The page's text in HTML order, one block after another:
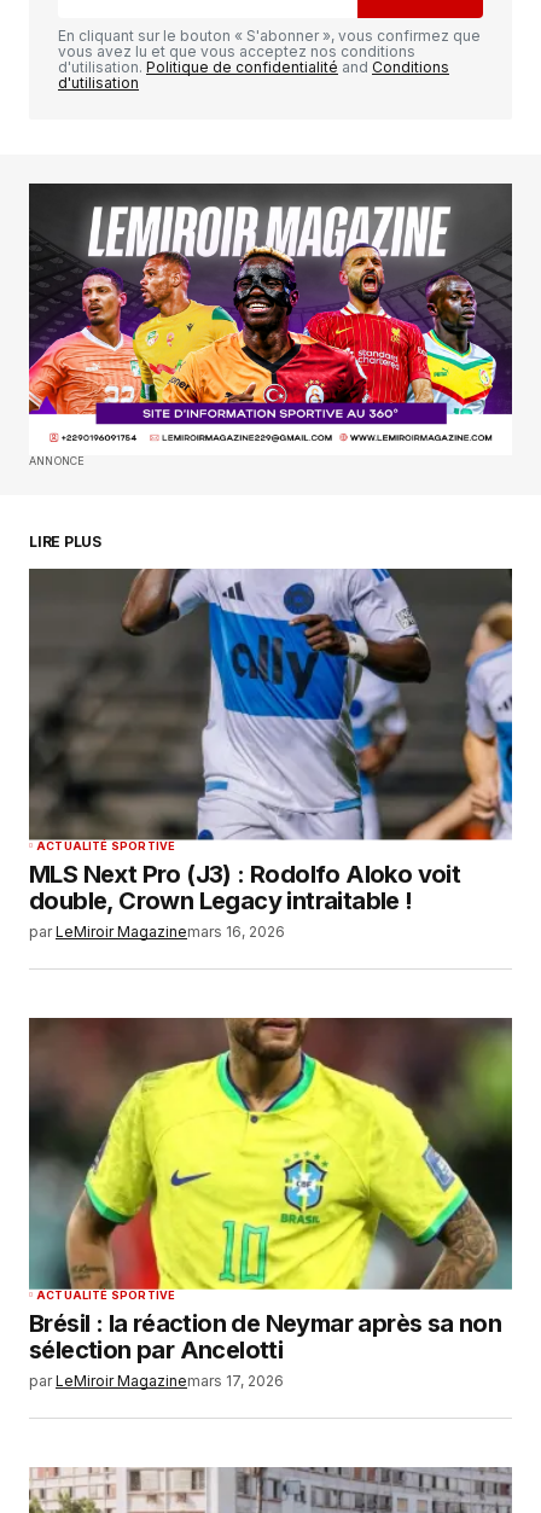
Your E-mail*
Enregistrer mon nom, mon e-mail et mon
site dans le navigateur pour mon prochain
commentaire.
SUBMIT COMMENT
En cliquant sur le bouton « S'abonner », vous confirmez que
vous avez lu et que vous acceptez nos conditions
d'utilisation. Politique de confidentialité and Conditions
d'utilisation
ANNONCE
LIRE PLUS
ACTUALITÉ SPORTIVE
MLS Next Pro (J3) : Rodolfo Aloko voit
double, Crown Legacy intraitable !
par LeMiroir Magazinemars 16, 2026
ACTUALITÉ SPORTIVE
Brésil : la réaction de Neymar après sa non
sélection par Ancelotti
par LeMiroir Magazinemars 17, 2026